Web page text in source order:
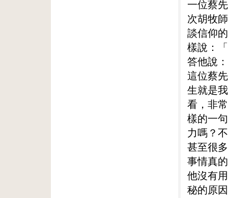
一位蔡
次胡牧
談信仰
樣說：
答他說
這位蔡
生就是
看，非
樣的一
力嗎？
甚至很
事情真
他沒有
秘的原